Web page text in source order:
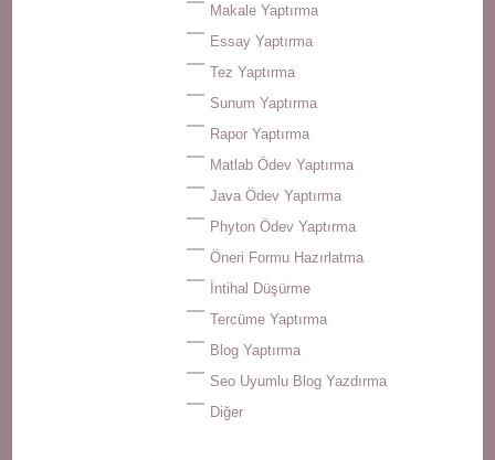
Makale Yaptırma
Essay Yaptırma
Tez Yaptırma
Sunum Yaptırma
Rapor Yaptırma
Matlab Ödev Yaptırma
Java Ödev Yaptırma
Phyton Ödev Yaptırma
Öneri Formu Hazırlatma
İntihal Düşürme
Tercüme Yaptırma
Blog Yaptırma
Seo Uyumlu Blog Yazdırma
Diğer